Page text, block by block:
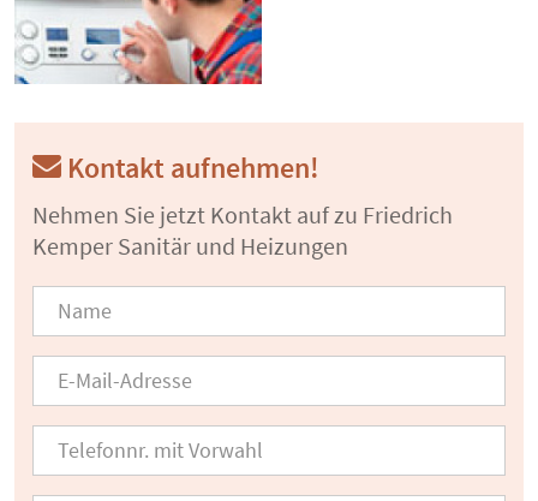
Kontakt aufnehmen!
Nehmen Sie jetzt Kontakt auf zu Friedrich
Kemper Sanitär und Heizungen